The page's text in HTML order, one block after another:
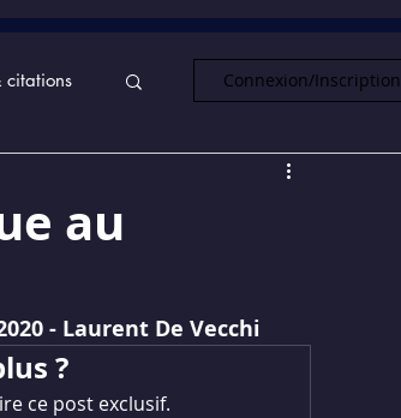
citations Connexion/Inscription
au
- Laurent De Vecchi
?
ce post exclusif.